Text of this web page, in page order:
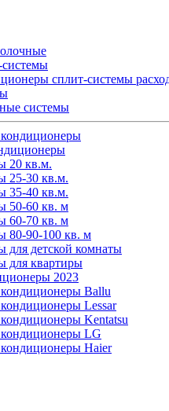
сплит-системы
системы
20 кв.м.
25-30 кв.м.
35-40 кв.м.
50-60 кв. м
60-70 кв. м
80-90-100 кв. м
для детской комнаты
для квартиры
2023
Ballu
Lessar
Kentatsu
LG
Haier